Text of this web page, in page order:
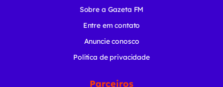
Sobre a Gazeta FM
Entre em contato
Anuncie conosco
Política de privacidade
Parceiros